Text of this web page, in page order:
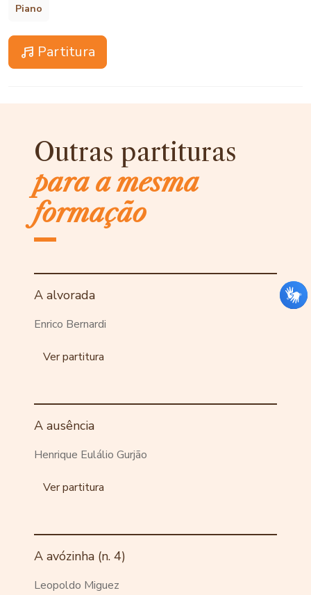
Piano
Partitura
Outras partituras
para a mesma
formação
A alvorada
Enrico Bernardi
Ver partitura
A ausência
Henrique Eulálio Gurjão
Ver partitura
A avózinha (n. 4)
Leopoldo Miguez